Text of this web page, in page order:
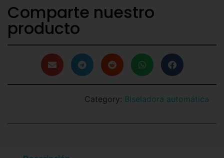
Comparte nuestro
producto
Category: Biseladora automática